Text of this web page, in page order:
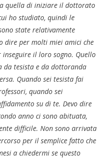
quella di iniziare il dottorato
ho studiato, quindi le
state relativamente
dire per molti miei amici che
il loro sogno. Quello
da tesista e da dottoranda
Quando sei tesista fai
quando sei
su di te. Devo dire
anno ci sono abituata,
difficile. Non sono arrivata
per il semplice fatto che
a chiedermi se questo